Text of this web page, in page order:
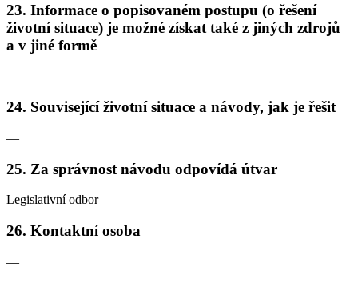
23. Informace o popisovaném postupu (o řešení
životní situace) je možné získat také z jiných zdrojů
a v jiné formě
—
24. Související životní situace a návody, jak je řešit
—
25. Za správnost návodu odpovídá útvar
Legislativní odbor
26. Kontaktní osoba
—